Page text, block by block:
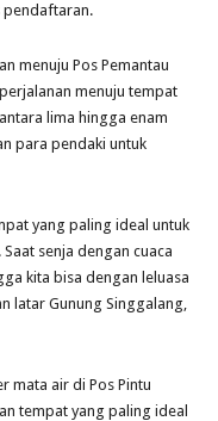
pendaftaran.
menuju Pos Pemantau
menuju tempat
lima hingga enam
para pendaki untuk
yang paling ideal untuk
senja dengan cuaca
kita bisa dengan leluasa
latar Gunung Singgalang,
mata air di Pos Pintu
tempat yang paling ideal